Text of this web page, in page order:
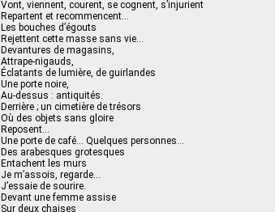
Vont, viennent, courent, se cognent, s’injurient
Repartent et recommencent…
Les bouches d’égouts
Rejettent cette masse sans vie…
Devantures de magasins,
Attrape-nigauds,
Éclatants de lumière, de guirlandes
Une porte noire,
Au-dessus : antiquités.
Derrière ; un cimetière de trésors
Où des objets sans gloire
Reposent…
Une porte de café… Quelques personnes…
Des arabesques grotesques
Entachent les murs
Je m’assois, regarde…
J’essaie de sourire.
Devant une femme assise
Sur deux chaises